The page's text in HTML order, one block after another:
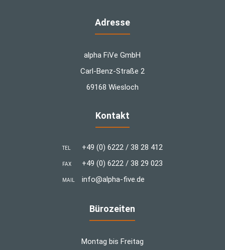
Adresse
alpha FiVe GmbH
Carl-Benz-Straße 2
69168 Wiesloch
Kontakt
TEL +49 (0) 6222 / 38 28 412
FAX +49 (0) 6222 / 38 29 023
MAIL info@alpha-five.de
Bürozeiten
Montag bis Freitag